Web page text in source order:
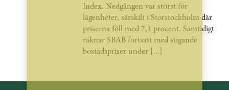
Index. Nedgången var störst för
lägenheter, särskilt i Storstockholm där
priserna föll med 7,1 procent. Samtidigt
räknar SBAB fortsatt med stigande
bostadspriser under [...]